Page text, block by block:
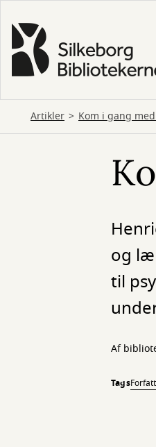
hovedindhold
Artikler Kom i gang
og
til
Af
Tags